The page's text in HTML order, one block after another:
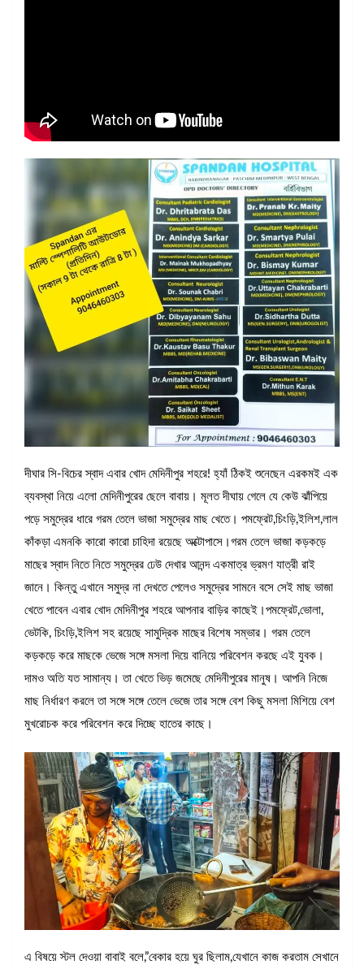
দীঘার সি-বিচের স্বাদ এবার খোদ মেদিনীপুর শহরে! হ্যাঁ ঠিকই শুনেছেন এরকমই এক
ব্যবস্থা নিয়ে এলো মেদিনীপুরের ছেলে বাবায়। মূলত দীঘায় গেলে যে কেউ ঝাঁপিয়ে
পড়ে সমুদ্রের ধারে গরম তেলে ভাজা সমুদ্রের মাছ খেতে। পমফ্রেট,চিংড়ি,ইলিশ,লাল
কাঁকড়া এমনকি কারো কারো চাহিদা রয়েছে অক্টোপাসে।গরম তেলে ভাজা কড়কড়ে
মাছের স্বাদ নিতে নিতে সমুদ্রের ঢেউ দেখার আনন্দ একমাত্র ভ্রমণ যাত্রী রাই
জানে। কিন্তু এখানে সমুদ্র না দেখতে পেলেও সমুদ্রের সামনে বসে সেই মাছ ভাজা
খেতে পাবেন এবার খোদ মেদিনীপুর শহরে আপনার বাড়ির কাছেই।পমফ্রেট,ভোলা,
ভেটকি, চিংড়ি,ইলিশ সহ রয়েছে সামুদ্রিক মাছের বিশেষ সম্ভার। গরম তেলে
কড়কড়ে করে মাছকে ভেজে সঙ্গে মসলা দিয়ে বানিয়ে পরিবেশন করছে এই যুবক।
দামও অতি যত সামান্য। তা খেতে ভিড় জমেছে মেদিনীপুরের মানুষ। আপনি নিজে
মাছ নির্ধারণ করলে তা সঙ্গে সঙ্গে তেলে ভেজে তার সঙ্গে বেশ কিছু মসলা মিশিয়ে বেশ
মুখরোচক করে পরিবেশন করে দিচ্ছে হাতের কাছে।
এ বিষয়ে স্টল দেওয়া বাবাই বলে,”বেকার হয়ে ঘুর ছিলাম,যেখানে কাজ করতাম সেখানে